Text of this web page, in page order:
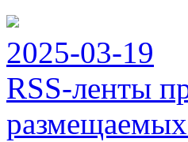
2025-03-19
RSS-ленты